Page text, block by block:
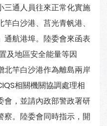
三通人員往來正常化實施
白沙港、莒光青帆港、
通航港埠。陸委會來函表
及地區安全能量等因
北竿白沙港作為離島兩岸
相關機關協調處理相
會，並請內政部警政署研
察。陸委會同時指示，開